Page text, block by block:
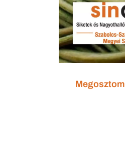
Megosztom